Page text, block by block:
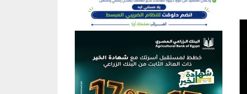
منطقة إعلانية